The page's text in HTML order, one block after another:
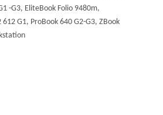
-G3, EliteBook Folio 9480m,
G1, ProBook 640 G2-G3, ZBook